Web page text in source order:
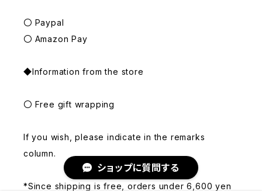
ショップに質問する
〇 Paypal
〇 Amazon Pay
◆Information from the store
〇 Free gift wrapping
If you wish, please indicate in the remarks
column.
*Since shipping is free, orders under 6,600 yen